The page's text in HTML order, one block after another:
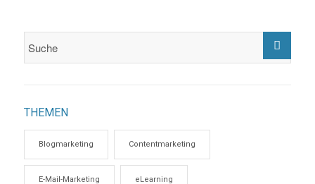
THEMEN
Blogmarketing Contentmarketing
E-Mail-Marketing eLearning